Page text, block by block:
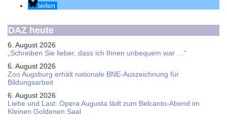
teilen
DAZ heute
6. August 2026
„Schreiben Sie lieber, dass ich Ihnen unbequem war …“
6. August 2026
Zoo Augsburg erhält nationale BNE-Auszeichnung für
Bildungsarbeit
6. August 2026
Liebe und Last: Opera Augusta lädt zum Belcanto-Abend im
Kleinen Goldenen Saal